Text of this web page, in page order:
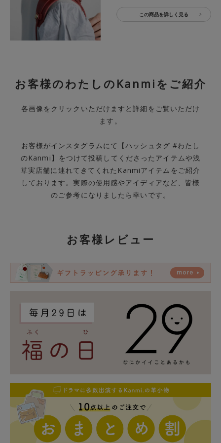
この商品を詳しく見る
お客様のわたしのKanmiをご紹介
各画像をクリックいただけますと詳細をご覧いただけ
ます。
お客様がインスタグラムにて【ハッシュタグ #わたし
のKanmi】をつけて投稿してくださったアイテムや浅
草実店舗に連れてきてくれたKanmiアイテムをご紹介
しております。実際の使用感やアイディアなど、皆様
のご参考になりましたら幸いです。
お客様レビュー